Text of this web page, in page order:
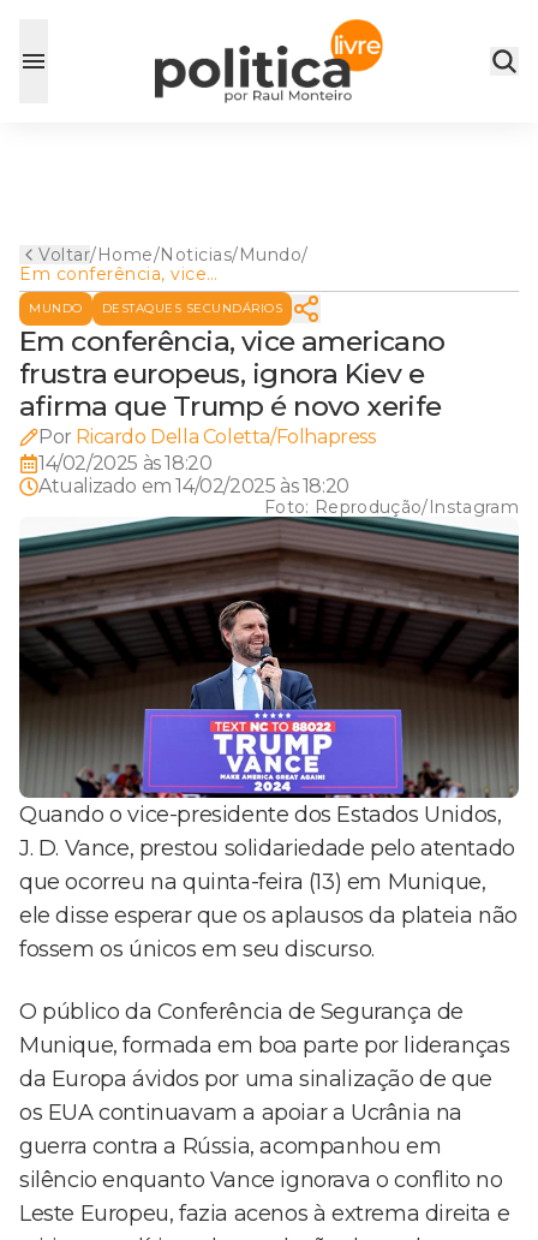
Voltar/Home/Noticias/Mundo/
Em conferência, vice
americano frustra europeus,
ignora Kiev e afirma que
Trump é novo xerife
MUNDO DESTAQUES SECUNDÁRIOS
Em conferência, vice americano
frustra europeus, ignora Kiev e
afirma que Trump é novo xerife
Por Ricardo Della Coletta/Folhapress
14/02/2025 às 18:20
Atualizado em14/02/2025 às 18:20
Foto: Reprodução/Instagram
Quando o vice-presidente dos Estados Unidos,
J. D. Vance, prestou solidariedade pelo atentado
que ocorreu na quinta-feira (13) em Munique,
ele disse esperar que os aplausos da plateia não
fossem os únicos em seu discurso.
O público da Conferência de Segurança de
Munique, formada em boa parte por lideranças
da Europa ávidos por uma sinalização de que
os EUA continuavam a apoiar a Ucrânia na
guerra contra a Rússia, acompanhou em
silêncio enquanto Vance ignorava o conflito no
Leste Europeu, fazia acenos à extrema direita e